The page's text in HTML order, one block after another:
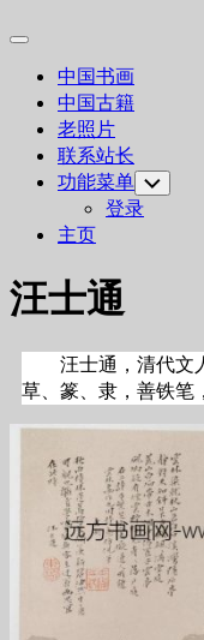
Expand
中国书画
中国古籍
老照片
联系站长
功能菜单 Toggle
Child
Menu
登录
主页
汪士通
汪士通，清代文
草、篆、隶，善铁笔